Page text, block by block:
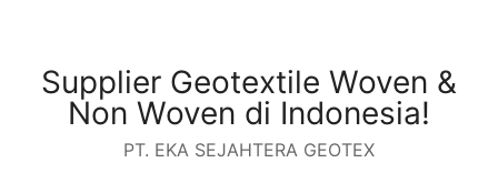
contentSupplier Geotextile Woven &
Non Woven di Indonesia!
PT. EKA SEJAHTERA GEOTEX